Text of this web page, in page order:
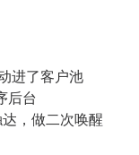
进了客户池
后台
，做二次唤醒